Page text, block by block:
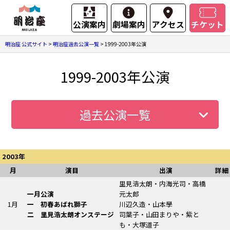
公演案内 劇場案内 アクセス チケット
明治座 公式サイト > 明治座過去公演一覧 > 1999-2003年公演
1999-2003年公演
過去公演一覧
2003年
月
演目 出演 詳細
1月
一月公演
一 初春あばれ獅子
二 里見浩太朗オンステージ
里見浩太朗・内海光司・高橋
元太郎
川辺久造・山本學
司葉子・山田まりや・紫と
も・大塚道子